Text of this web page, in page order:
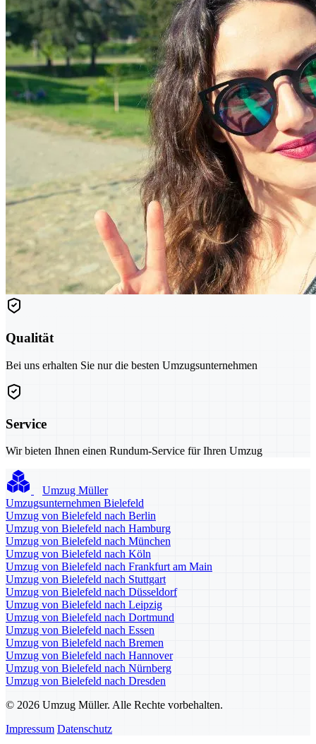
Qualität
Bei uns erhalten Sie nur die besten Umzugsunternehmen
Service
Wir bieten Ihnen einen Rundum-Service für Ihren Umzug
Umzug Müller
Umzugsunternehmen Bielefeld
Umzug von Bielefeld nach Berlin
Umzug von Bielefeld nach Hamburg
Umzug von Bielefeld nach München
Umzug von Bielefeld nach Köln
Umzug von Bielefeld nach Frankfurt am Main
Umzug von Bielefeld nach Stuttgart
Umzug von Bielefeld nach Düsseldorf
Umzug von Bielefeld nach Leipzig
Umzug von Bielefeld nach Dortmund
Umzug von Bielefeld nach Essen
Umzug von Bielefeld nach Bremen
Umzug von Bielefeld nach Hannover
Umzug von Bielefeld nach Nürnberg
Umzug von Bielefeld nach Dresden
© 2026 Umzug Müller. Alle Rechte vorbehalten.
Impressum Datenschutz